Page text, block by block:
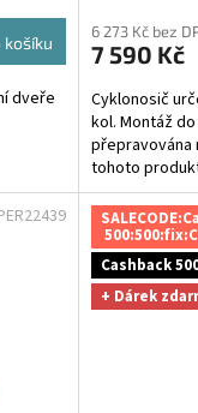
košíku
dveře
produktu
je
z
5
hvězdiček.
6 273 Kč bez
7 590 Kč
Cyklonosič
kol. Montáž
přepravována
tohoto
za platbu
Cashback
+ Dárek